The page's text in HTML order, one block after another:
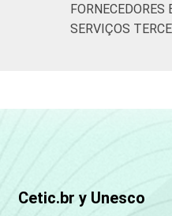
SERVIÇOS
Cetic.br y Unesco